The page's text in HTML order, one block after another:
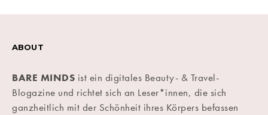
ABOUT
BARE MINDS ist ein digitales Beauty- & Travel-
Blogazine und richtet sich an Leser*innen, die sich
ganzheitlich mit der Schönheit ihres Körpers befassen